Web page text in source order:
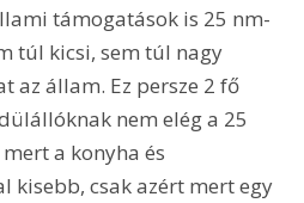
támogatások is 25 nm-
túl kicsi, sem túl nagy
az állam. Ez persze 2 fő
nem elég a 25
a konyha és
kisebb, csak azért mert egy